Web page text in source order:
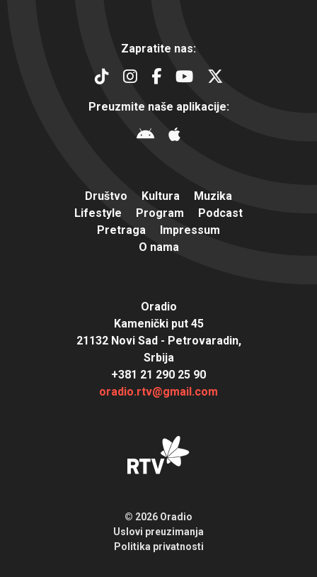
Zapratite nas:
Preuzmite naše aplikacije:
Društvo Kultura
Muzika
Lifestyle
Program
Podcast
Pretraga
Impressum
O nama
Oradio
Kamenički put 45
21132 Novi Sad - Petrovaradin,
Srbija
+381 21 290 25 90
oradio.rtv@gmail.com
© 2026 Oradio
Uslovi preuzimanja
Politika privatnosti